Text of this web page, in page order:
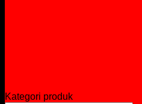
Kategori produk